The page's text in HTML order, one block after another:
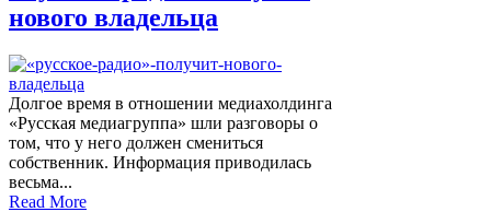
нового владельца
Долгое время в отношении медиахолдинга
«Русская медиагруппа» шли разговоры о
том, что у него должен смениться
собственник. Информация приводилась
весьма...
Read More